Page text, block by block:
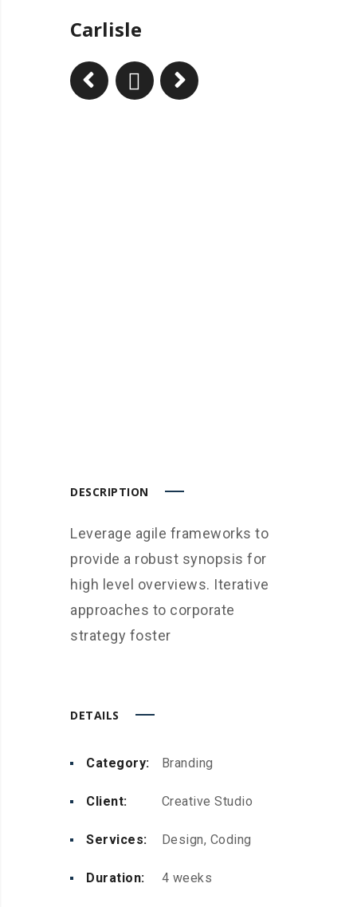
Carlisle
DESCRIPTION
Leverage agile frameworks to
provide a robust synopsis for
high level overviews. Iterative
approaches to corporate
strategy foster
DETAILS
Category: Branding
Client: Creative Studio
Services: Design, Coding
Duration: 4 weeks